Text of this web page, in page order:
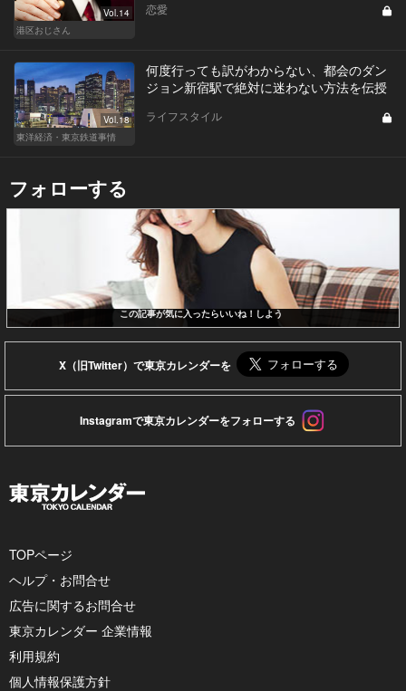
Vol.14
港区おじさん
恋愛
Vol.18
東洋経済・東京鉄道事情
何度行っても訳がわからない、都会のダン
ジョン新宿駅で絶対に迷わない方法を伝授
ライフスタイル
フォローする
この記事が気に入ったらいいね！しよう
X（旧Twitter）で東京カレンダーを
Instagramで東京カレンダーをフォローする
TOPページ
ヘルプ・お問合せ
広告に関するお問合せ
東京カレンダー 企業情報
利用規約
個人情報保護方針